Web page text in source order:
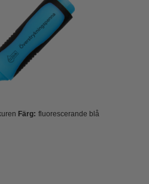
Färg: fluorescerande blå